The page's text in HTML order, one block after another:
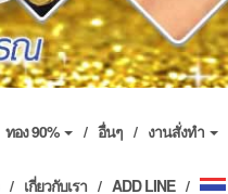
ทอง 90% อื่นๆ งานสั่งทำ
เกี่ยวกับเรา ADD LINE